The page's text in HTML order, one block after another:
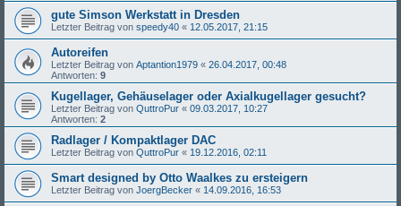
gute Simson Werkstatt in Dresden
Letzter Beitrag von speedy40 « 12.05.2017, 21:15
Autoreifen
Letzter Beitrag von Aptantion1979 « 26.04.2017, 00:48
Antworten: 9
Kugellager, Gehäuselager oder Axialkugellager gesucht?
Letzter Beitrag von QuttroPur « 09.03.2017, 10:27
Antworten: 2
Radlager / Kompaktlager DAC
Letzter Beitrag von QuttroPur « 19.12.2016, 02:11
Smart designed by Otto Waalkes zu ersteigern
Letzter Beitrag von JoergBecker « 14.09.2016, 16:53